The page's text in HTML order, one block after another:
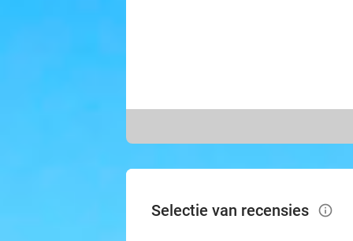
Selectie van recensies info_outlined